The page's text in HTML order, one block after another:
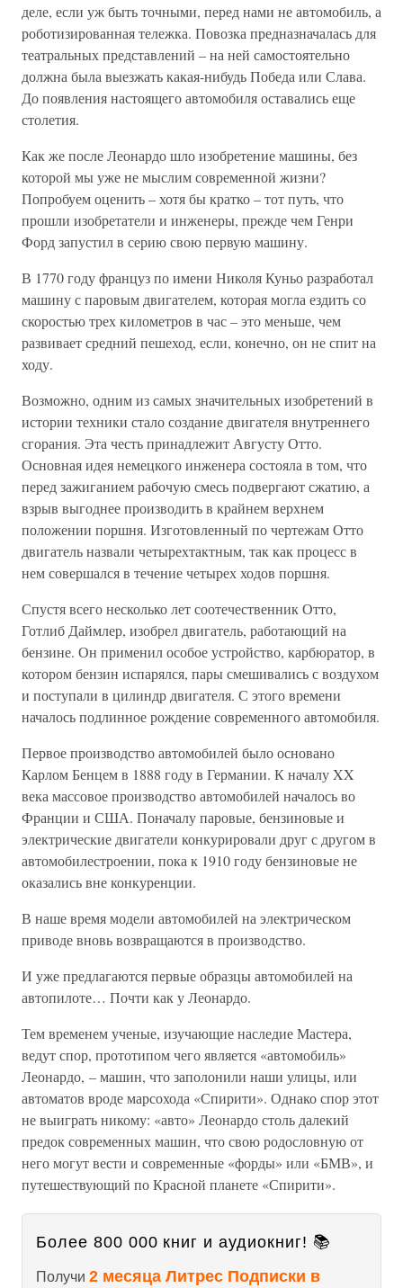
деле, если уж быть точными, перед нами не автомобиль, а
роботизированная тележка. Повозка предназначалась для
театральных представлений – на ней самостоятельно
должна была выезжать какая-нибудь Победа или Слава.
До появления настоящего автомобиля оставались еще
столетия.
Как же после Леонардо шло изобретение машины, без
которой мы уже не мыслим современной жизни?
Попробуем оценить – хотя бы кратко – тот путь, что
прошли изобретатели и инженеры, прежде чем Генри
Форд запустил в серию свою первую машину.
В 1770 году француз по имени Николя Куньо разработал
машину с паровым двигателем, которая могла ездить со
скоростью трех километров в час – это меньше, чем
развивает средний пешеход, если, конечно, он не спит на
ходу.
Возможно, одним из самых значительных изобретений в
истории техники стало создание двигателя внутреннего
сгорания. Эта честь принадлежит Августу Отто.
Основная идея немецкого инженера состояла в том, что
перед зажиганием рабочую смесь подвергают сжатию, а
взрыв выгоднее производить в крайнем верхнем
положении поршня. Изготовленный по чертежам Отто
двигатель назвали четырехтактным, так как процесс в
нем совершался в течение четырех ходов поршня.
Спустя всего несколько лет соотечественник Отто,
Готлиб Даймлер, изобрел двигатель, работающий на
бензине. Он применил особое устройство, карбюратор, в
котором бензин испарялся, пары смешивались с воздухом
и поступали в цилиндр двигателя. С этого времени
началось подлинное рождение современного автомобиля.
Первое производство автомобилей было основано
Карлом Бенцем в 1888 году в Германии. К началу XX
века массовое производство автомобилей началось во
Франции и США. Поначалу паровые, бензиновые и
электрические двигатели конкурировали друг с другом в
автомобилестроении, пока к 1910 году бензиновые не
оказались вне конкуренции.
В наше время модели автомобилей на электрическом
приводе вновь возвращаются в производство.
И уже предлагаются первые образцы автомобилей на
автопилоте… Почти как у Леонардо.
Тем временем ученые, изучающие наследие Мастера,
ведут спор, прототипом чего является «автомобиль»
Леонардо, – машин, что заполонили наши улицы, или
автоматов вроде марсохода «Спирити». Однако спор этот
не выиграть никому: «авто» Леонардо столь далекий
предок современных машин, что свою родословную от
него могут вести и современные «форды» или «БМВ», и
путешествующий по Красной планете «Спирити».
Более 800 000 книг и аудиокниг! 📚
Получи 2 месяца Литрес Подписки в